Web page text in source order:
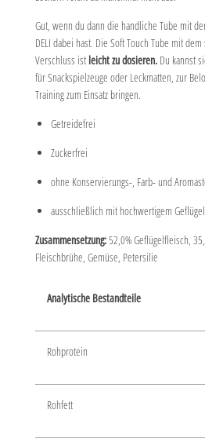
Gut, wenn du dann die handliche Tube mit
DELI dabei hast. Die Soft Touch Tube mit
Verschluss ist leicht zu dosieren. Du kannst
fürSnackspielzeuge oder Leckmatten, zur
Training zum Einsatz bringen.
Getreidefrei
Zuckerfrei
ohne Konservierungs-, Farb- und
ausschließlich mit hochwertigem
Zusammensetzung:52,0% Geflügelfleisch,
Fleischbrühe, Gemüse, Petersilie
Analytische Bestandteile
Rohprotein
Rohfett